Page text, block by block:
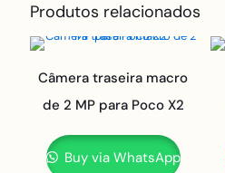
Produtos relacionados
Câmera traseira macro
de 2 MP para Poco X2
Buy via WhatsApp